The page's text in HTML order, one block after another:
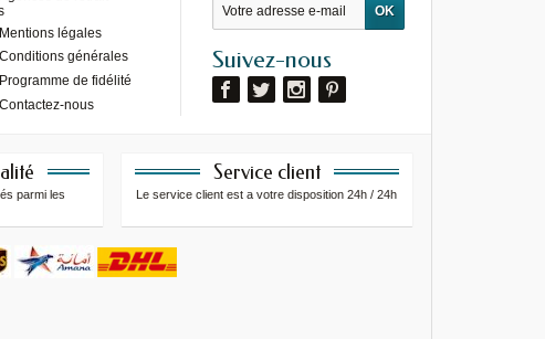
Mentions légales
Conditions générales
Programme de fidélité
Contactez-nous
Suivez-nous
parmi les
Service client
Le service client est a votre disposition 24h / 24h